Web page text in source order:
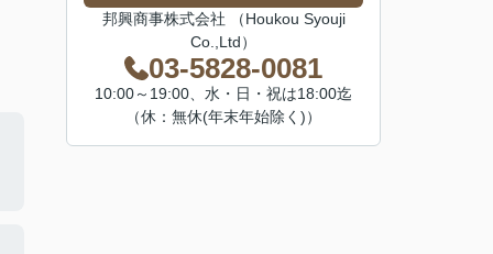
邦興商事株式会社 （Houkou Syouji
Co.,Ltd）
03-5828-0081
10:00～19:00、水・日・祝は18:00迄
（休：無休(年末年始除く)）